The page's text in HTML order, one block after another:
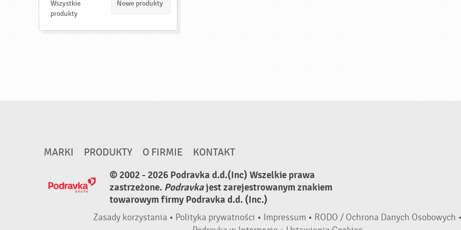
d
Wszystkie
produkty
Nowe produkty
MARKI PRODUKTY O FIRMIE
KONTAKT
© 2002 - 2026 Podravka d.d.(Inc) Wszelkie prawa
zastrzeżone. Podravkajest zarejestrowanym znakiem
towarowym firmy Podravka d.d. (Inc.)
Zasady korzystania • Polityka prywatności • Impressum • RODO / Ochrona Danych Osobowych •